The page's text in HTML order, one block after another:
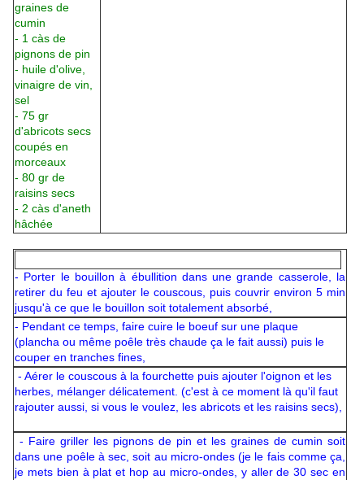
graines de
cumin
- 1 càs de
pignons de pin
- huile d'olive,
vinaigre de vin,
sel
- 75 gr
d'abricots secs
coupés en
morceaux
- 80 gr de
raisins secs
- 2 càs d'aneth
hâchée
- Porter le bouillon à ébullition dans une grande casserole, la
retirer du feu et ajouter le couscous, puis couvrir environ 5 min
jusqu'à ce que le bouillon soit totalement absorbé,
- Pendant ce temps, faire cuire le boeuf sur une plaque
(plancha ou même poêle très chaude ça le fait aussi) puis le
couper en tranches fines,
- Aérer le couscous à la fourchette puis ajouter l'oignon et les
herbes, mélanger délicatement. (c'est à ce moment là qu'il faut
rajouter aussi, si vous le voulez, les abricots et les raisins secs),
- Faire griller les pignons de pin et les graines de cumin soit
dans une poêle à sec, soit au micro-ondes (je le fais comme ça,
je mets bien à plat et hop au micro-ondes, y aller de 30 sec en